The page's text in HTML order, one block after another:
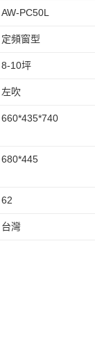
AW-PC50L
定頻窗型
8-10坪
左吹
660*435*740
680*445
62
台灣